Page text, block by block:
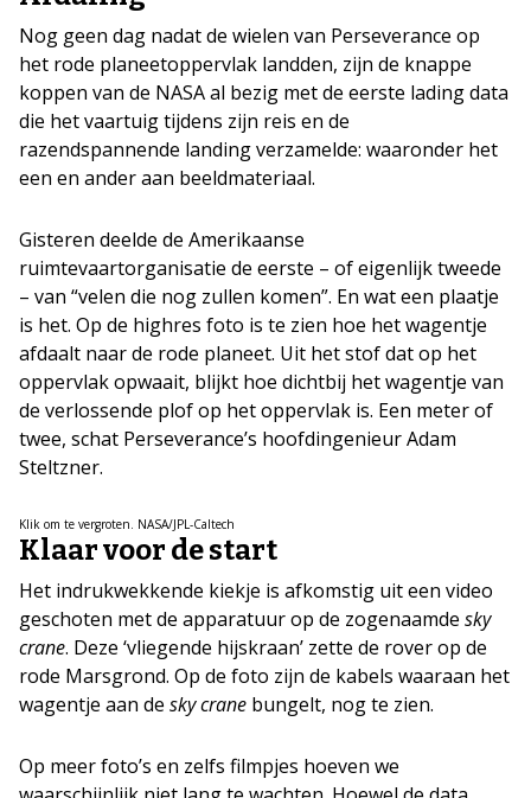
Nog geen dag nadat de wielen van Perseverance op
het rode planeetoppervlak landden, zijn de knappe
koppen van de NASA al bezig met de eerste lading data
die het vaartuig tijdens zijn reis en de
razendspannende landing verzamelde: waaronder het
een en ander aan beeldmateriaal.
Gisteren deelde de Amerikaanse
ruimtevaartorganisatie de eerste – of eigenlijk tweede
– van “velen die nog zullen komen”. En wat een plaatje
is het. Op de highres foto is te zien hoe het wagentje
afdaalt naar de rode planeet. Uit het stof dat op het
oppervlak opwaait, blijkt hoe dichtbij het wagentje van
de verlossende plof op het oppervlak is. Een meter of
twee, schat Perseverance’s hoofdingenieur Adam
Steltzner.
Klik om te vergroten. NASA/JPL-Caltech
Klaar voor de start
Het indrukwekkende kiekje is afkomstig uit een video
geschoten met de apparatuur op de zogenaamde sky
crane. Deze ‘vliegende hijskraan’ zette de rover op de
rode Marsgrond. Op de foto zijn de kabels waaraan het
wagentje aan de sky crane bungelt, nog te zien.
Op meer foto’s en zelfs filmpjes hoeven we